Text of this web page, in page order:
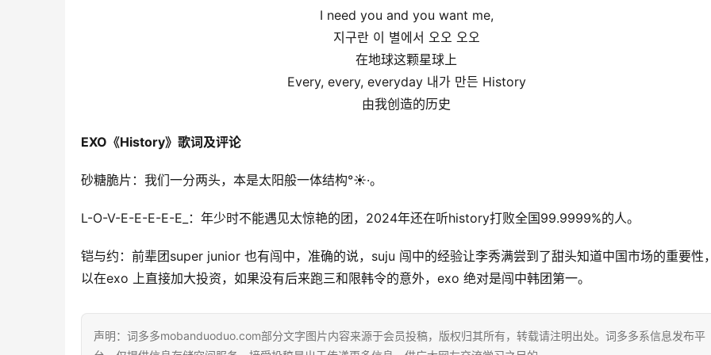
I need you and you want me,
지구란 이 별에서 오오 오오
在地球这颗星球上
Every, every, everyday 내가 만든 History
由我创造的历史
EXO《History》歌词及评论
砂糖脆片：我们一分两头，本是太阳般一体结构°☀️·。
L-O-V-E-E-E-E-E_：年少时不能遇见太惊艳的团，2024年还在听history打败全国99.9999%的人。
铠与约：前辈团super junior 也有闯中，准确的说，suju 闯中的经验让李秀满尝到了甜头知道中国市场的重要性
以在exo 上直接加大投资，如果没有后来跑三和限韩令的意外，exo 绝对是闯中韩团第一。
声明：词多多mobanduoduo.com部分文字图片内容来源于会员投稿，版权归其所有，转载请注明出处。词多多系信息发布平